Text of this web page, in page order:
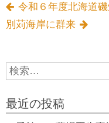
令和６年度北海道
別苅海岸に群来
S
e
r
最近の投稿